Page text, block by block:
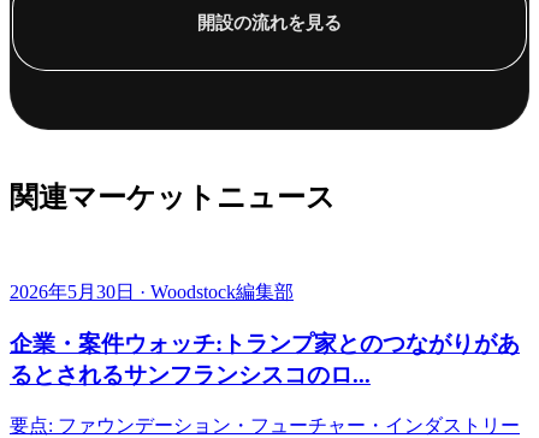
開設の流れを見る
関連マーケットニュース
2026年5月30日 · Woodstock編集部
企業・案件ウォッチ:トランプ家とのつながりがあ
るとされるサンフランシスコのロ...
要点: ファウンデーション・フューチャー・インダストリー